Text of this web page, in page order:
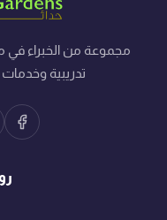
مجموعة من الخبراء في
تدريبية